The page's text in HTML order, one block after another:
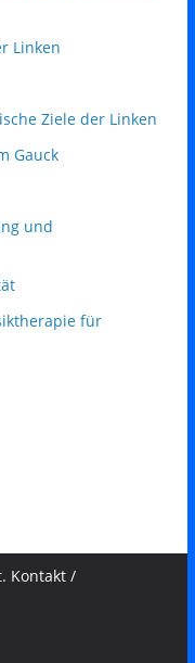
Linken
Ziele der Linken
Gauck
und
für
. Kontakt /